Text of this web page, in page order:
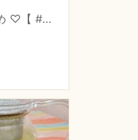
♡ 牛肉と茄子の醤油麹炒め ♡【 #発酵調味 #醤油麹 】